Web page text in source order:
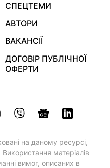
СПЕЦТЕМИ
АВТОРИ
ВАКАНСІЇ
ДОГОВІР ПУБЛІЧНОЇ
ОФЕРТИ
на даному ресурсі,
матеріалів
вимог, описаних в